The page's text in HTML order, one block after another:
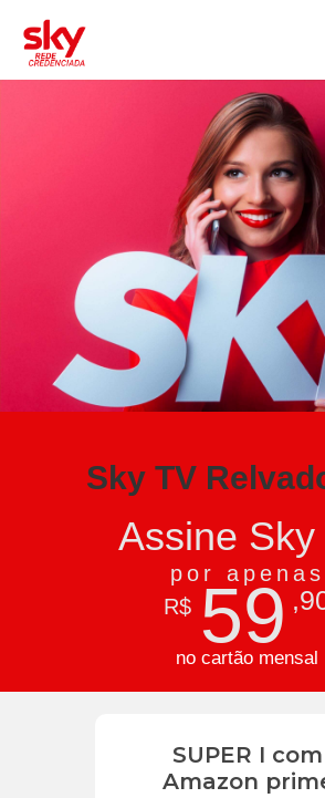
Sky TV
Assine Sky
por apenas
R$ 59
no cartão mensal
SUPER I com
Amazon